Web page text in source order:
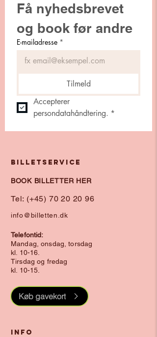
Få nyhedsbrevet
og book før andre
E-mailadresse *
Tilmeld
Accepterer
persondatahåndtering. *
BILLETSERVICE
BOOK BILLETTER HER
Tel: (+45) 70 20 20 96
info@billetten.dk
Telefontid:
Mandag, onsdag, torsdag
kl. 10-16.
Tirsdag og fredag
kl. 10-15.
Køb gavekort
INFO